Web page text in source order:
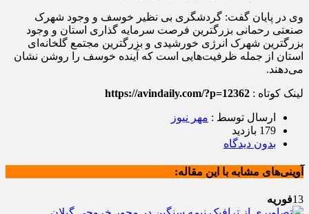
وی در پایان گفت: گردشگری بی نظیر خوسف و وجود شهرک
صنعتی رحمانی بزرگترین فرصت سرمایه گذاری استان و وجود
بزرگترین شهرک انرژی خورشیدی و بزرگترین مجتمع گلخانه‌ای
استان از جمله ظرفیت‌هایی است که آینده خوسف را روشن نشان
می‌دهند.
لینک کوتاه : https://avindaily.com/?p=12362
ارسال توسط : مهر نیوز
179 بازدید
بدون دیدگاه
آوینی‌های مشابه با این مقاله:
13فوریه